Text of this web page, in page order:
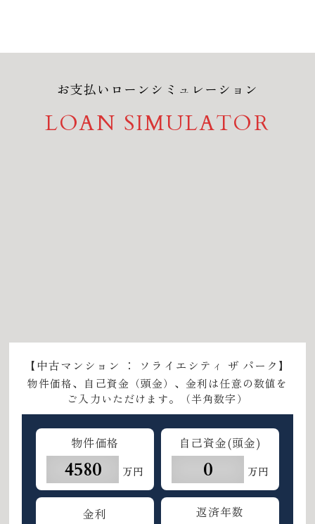
お支払いローンシミュレーション
LOAN SIMULATOR
【中古マンション ： ソライエシティ ザ パーク】
物件価格、自己資金（頭金）、金利は任意の数値を
ご入力いただけます。（半角数字）
物件価格
万円
自己資金(頭金)
万円
金利 返済年数